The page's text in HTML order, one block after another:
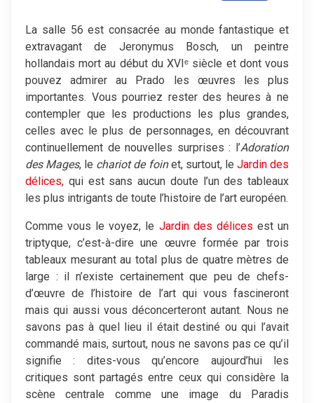
La salle 56 est consacrée au monde fantastique et
extravagant de Jeronymus Bosch, un peintre
hollandais mort au début du XVIᵉ siècle et dont vous
pouvez admirer au Prado les œuvres les plus
importantes. Vous pourriez rester des heures à ne
contempler que les productions les plus grandes,
celles avec le plus de personnages, en découvrant
continuellement de nouvelles surprises : l’Adoration
des Mages, le chariot de foinet, surtout, le Jardin des
délices, qui est sans aucun doute l’un des tableaux
les plus intrigants de toute l’histoire de l’art européen.
Comme vous le voyez, le Jardin des délices est un
triptyque, c’est-à-dire une œuvre formée par trois
tableaux mesurant au total plus de quatre mètres de
large : il n’existe certainement que peu de chefs-
d’œuvre de l’histoire de l’art qui vous fascineront
mais qui aussi vous déconcerteront autant. Nous ne
savons pas à quel lieu il était destiné ou qui l’avait
commandé mais, surtout, nous ne savons pas ce qu’il
signifie : dites-vous qu’encore aujourd’hui les
critiques sont partagés entre ceux qui considère la
scène centrale comme une image du Paradis